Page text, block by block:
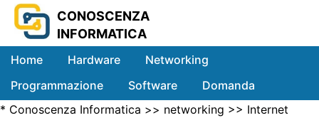
CONOSCENZA
INFORMATICA
Home Hardware
Networking
Programmazione
Software
Domanda
Sistemi
* Conoscenza Informatica >> networking >> Internet